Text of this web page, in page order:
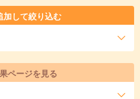
加して絞り込む
ページを見る